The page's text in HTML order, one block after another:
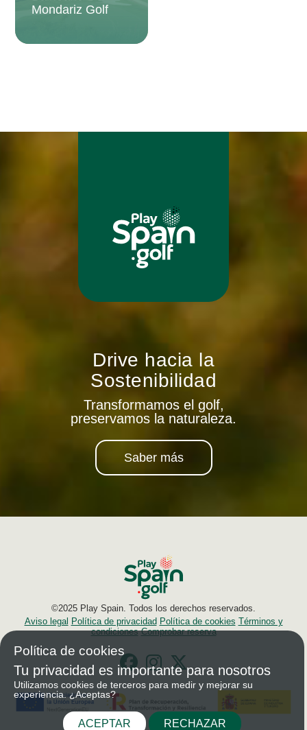
Mondariz Golf
Drive hacia la
Sostenibilidad
Transformamos el golf,
preservamos la naturaleza.
Saber más
©2025 Play Spain. Todos los derechos reservados.
Aviso legal Política de privacidad Política de cookies Términos y
condiciones Comprobar reserva
Política de cookies
Tu privacidad es importante para nosotros
Utilizamos cookies de terceros para medir y mejorar su
experiencia. ¿Aceptas?
ACEPTAR RECHAZAR